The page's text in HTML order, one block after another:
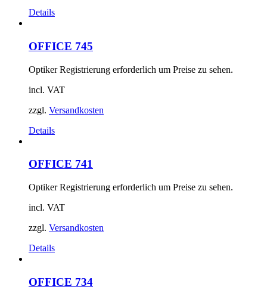
Details
OFFICE 745
Optiker Registrierung erforderlich um Preise zu sehen.
incl. VAT
zzgl. Versandkosten
Details
OFFICE 741
Optiker Registrierung erforderlich um Preise zu sehen.
incl. VAT
zzgl. Versandkosten
Details
OFFICE 734